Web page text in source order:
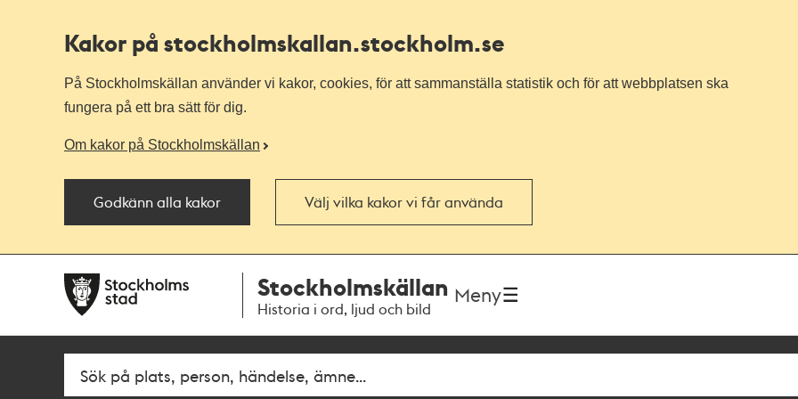
Kakor på stockholmskallan.stockholm.se
På Stockholmskällan använder vi kakor, cookies, för att sammanställa statistik och för att webbplatsen ska
fungera på ett bra sätt för dig.
Om kakor på Stockholmskällan
Godkänn alla kakor Välj vilka kakor vi får använda
navigationen
huvudinnehållet
Stockholmskällan
Historia i ord, ljud och bild
Meny
SökFritextsök